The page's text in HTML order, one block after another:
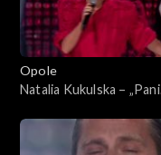
Opole
Natalia Kukulska – „Pani
więcej Ciebie tym mniej”,
„Kobieta”, „W biegu”,